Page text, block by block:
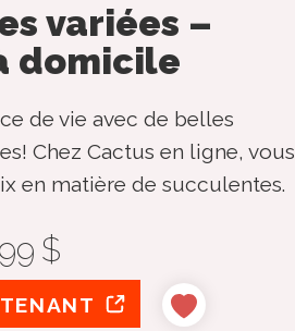
variées –
domicile
de vie avec de belles
Chez Cactus en ligne, vous
en matière de succulentes.
$